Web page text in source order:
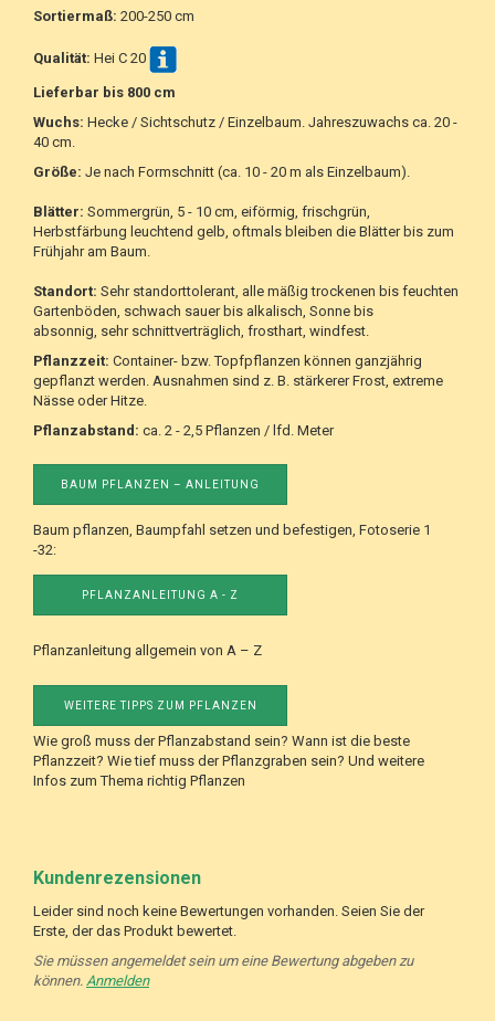
Sortiermaß: 200-250 cm
Qualität: Hei C 20
Lieferbar bis 800 cm
Wuchs: Hecke / Sichtschutz / Einzelbaum. Jahreszuwachs ca. 20 -
40 cm.
Größe: Je nach Formschnitt (ca. 10 - 20 m als Einzelbaum).
Blätter: Sommergrün, 5 - 10 cm, eiförmig, frischgrün,
Herbstfärbung leuchtend gelb, oftmals bleiben die Blätter bis zum
Frühjahr am Baum.
Standort: Sehr standorttolerant, alle mäßig trockenen bis feuchten
Gartenböden, schwach sauer bis alkalisch, Sonne bis
absonnig, sehr schnittverträglich, frosthart, windfest.
Pflanzzeit: Container- bzw. Topfpflanzen können ganzjährig
gepflanzt werden. Ausnahmen sind z. B. stärkerer Frost, extreme
Nässe oder Hitze.
Pflanzabstand: ca. 2 - 2,5 Pflanzen / lfd. Meter
BAUM PFLANZEN – ANLEITUNG
Baum pflanzen, Baumpfahl setzen und befestigen, Fotoserie 1
-32:
PFLANZANLEITUNG A - Z
Pflanzanleitung allgemein von A – Z
WEITERE TIPPS ZUM PFLANZEN
Wie groß muss der Pflanzabstand sein? Wann ist die beste
Pflanzzeit? Wie tief muss der Pflanzgraben sein? Und weitere
Infos zum Thema richtig Pflanzen
Kundenrezensionen
Leider sind noch keine Bewertungen vorhanden. Seien Sie der
Erste, der das Produkt bewertet.
Sie müssen angemeldet sein um eine Bewertung abgeben zu
können. Anmelden